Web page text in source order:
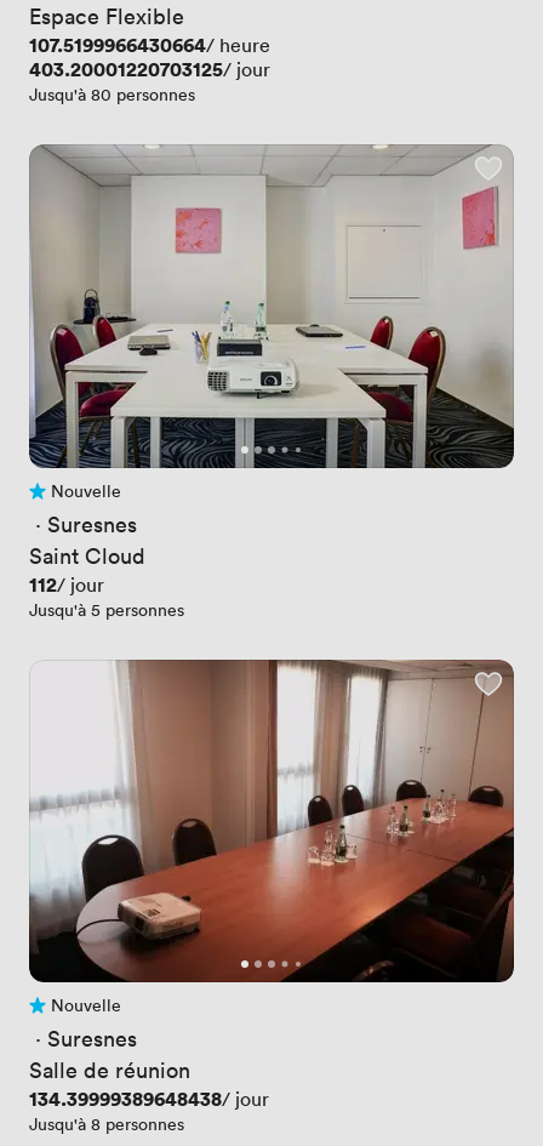
Espace Flexible
Prix
107.5199966430664/ heure
Prix
403.20001220703125/ jour
Jusqu'à 80 personnes
Pas encore d'avis
Nouvelle
· Suresnes
Saint Cloud
Prix
112/ jour
Jusqu'à 5 personnes
Pas encore d'avis
Nouvelle
· Suresnes
Salle de réunion
Prix
134.39999389648438/ jour
Jusqu'à 8 personnes